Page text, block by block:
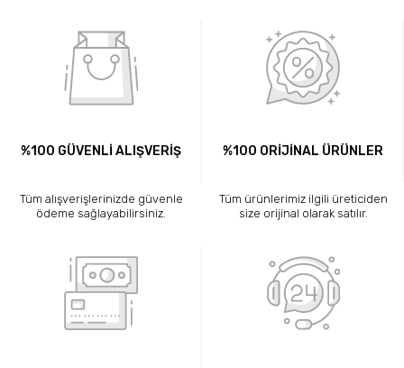
%100 GÜVENLİ ALIŞVERİŞ
Tüm alışverişlerinizde güvenle
ödeme sağlayabilirsiniz.
%100 ORİJİNAL ÜRÜNLER
Tüm ürünlerimiz ilgili üreticiden
size orijinal olarak satılır.